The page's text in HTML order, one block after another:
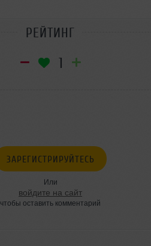
РЕЙТИНГ
1
ЗАРЕГИСТРИРУЙТЕСЬ
Или
войдите на сайт
чтобы оставить комментарий